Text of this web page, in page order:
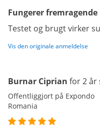
Fungerer fremragende
Testet og brugt virker
Vis den originale anmeldelse
Burnar Ciprian for 2 år
Offentliggjort på Expondo
Romania